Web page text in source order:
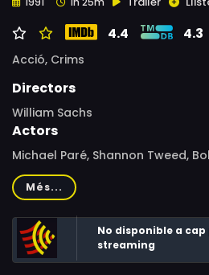
4.4 4.3
Acció, Crims
Directors
William Sachs
Actors
Michael Paré, Shannon Tweed,
Pucci, George Kyle, Danny Trejo,
Hollitt, Anthony Gioia, Thomas
Més...
No disponible a
streaming